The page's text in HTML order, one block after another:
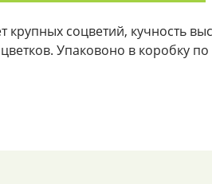
крупных соцветий, кучность
Упаковоно в коробку по